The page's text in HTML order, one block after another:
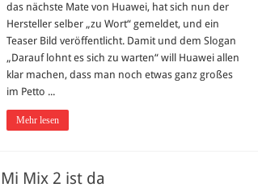
das nächste Mate von Huawei, hat sich nun der
Hersteller selber „zu Wort“ gemeldet, und ein
Teaser Bild veröffentlicht. Damit und dem Slogan
„Darauf lohnt es sich zu warten“ will Huawei allen
klar machen, dass man noch etwas ganz großes
im Petto ...
Mehr lesen
Mix 2 ist da